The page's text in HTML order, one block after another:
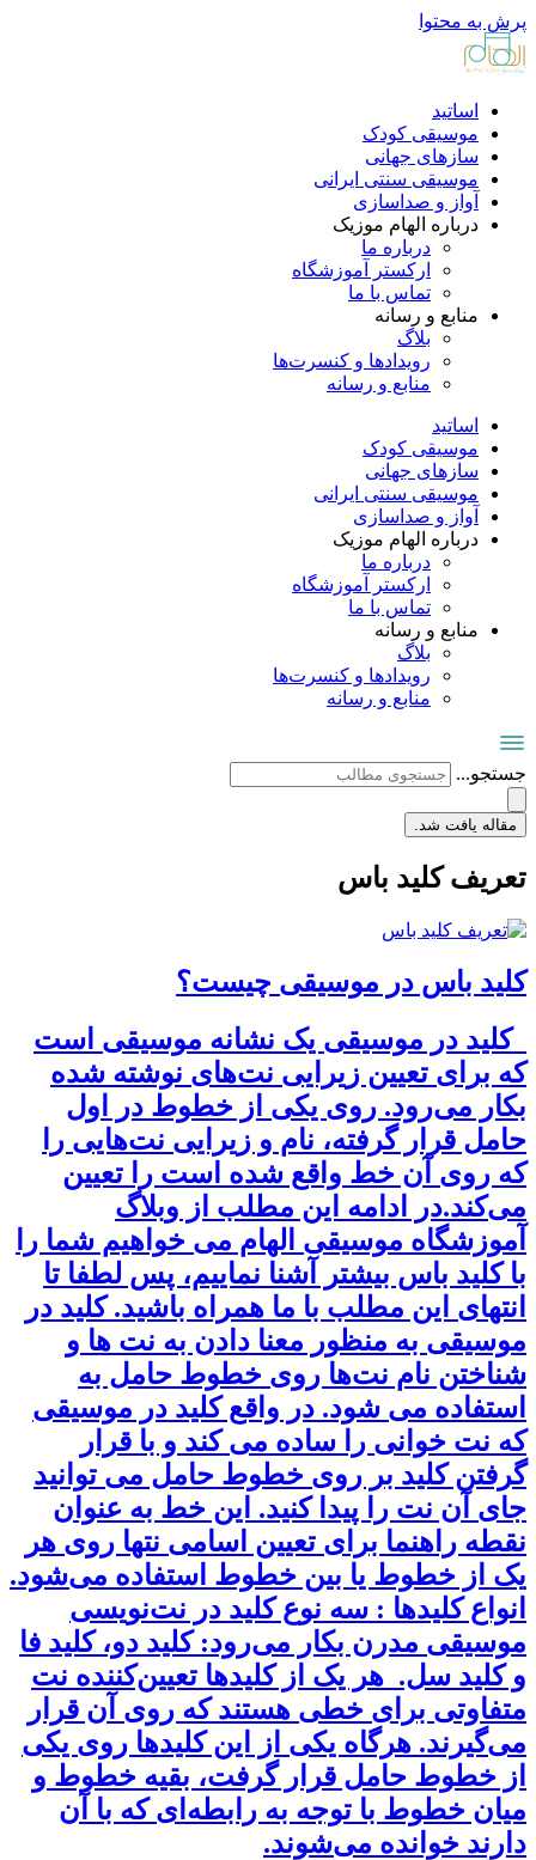
پرش به محتوا
اساتید
موسیقی کودک
سازهای جهانی
موسیقی سنتی ایرانی
آواز و صداسازی
درباره الهام موزیک
درباره ما
ارکستر آموزشگاه
تماس با ما
منابع و رسانه
بلاگ
رویدادها و کنسرت‌ها
منابع و رسانه
اساتید
موسیقی کودک
سازهای جهانی
موسیقی سنتی ایرانی
آواز و صداسازی
درباره الهام موزیک
درباره ما
ارکستر آموزشگاه
تماس با ما
منابع و رسانه
بلاگ
رویدادها و کنسرت‌ها
منابع و رسانه
جستجو...
مقاله یافت شد.
تعریف کلید باس
کلید باس در موسیقی چیست؟
کلید در موسیقی یک نشانه موسیقی است
که برای تعیین زیرایی نت‌های نوشته شده
بکار می‌رود. روی یکی از خطوط در اول
حامل قرار گرفته، نام و زیرایی نت‌هایی را
که روی آن خط واقع شده است را تعیین
می‌کند.در ادامه این مطلب از وبلاگ
آموزشگاه موسیقی الهام می خواهیم شما را
با کلید باس بیشتر آشنا نماییم، پس لطفا تا
انتهای این مطلب با ما همراه باشید. کلید در
موسیقی به منظور معنا دادن به نت ها و
شناختن نام نت‌ها روی خطوط حامل به
استفاده می شود. در واقع کلید در موسیقی
که نت خوانی را ساده می کند و با قرار
گرفتن کلید بر روی خطوط حامل می توانید
جای آن نت را پیدا کنید. این خط به عنوان
نقطه راهنما برای تعیین اسامی نتها روی هر
یک از خطوط یا بین خطوط استفاده می‌شود.
انواع کلیدها : سه نوع کلید در نت‌نویسی
موسیقی مدرن بکار می‌رود: کلید دو، کلید فا
و کلید سل. هر یک از کلیدها تعیین‌کننده نت
متفاوتی برای خطی هستند که روی آن قرار
می‌گیرند. هرگاه یکی از این کلیدها روی یکی
از خطوط حامل قرار گرفت، بقیه خطوط و
میان خطوط با توجه به رابطه‌ای که با آن
دارند خوانده می‌شوند.